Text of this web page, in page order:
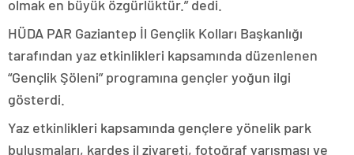
olmak en büyük özgürlüktür.” dedi.
HÜDA PAR Gaziantep İl Gençlik Kolları Başkanlığı
tarafından yaz etkinlikleri kapsamında düzenlenen
“Gençlik Şöleni” programına gençler yoğun ilgi
gösterdi.
Yaz etkinlikleri kapsamında gençlere yönelik park
buluşmaları, kardeş il ziyareti, fotoğraf yarışması ve